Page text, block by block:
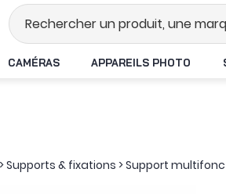
temps réel
CAMÉRAS APPAREILS PHOTO
>Supports & fixations >Support